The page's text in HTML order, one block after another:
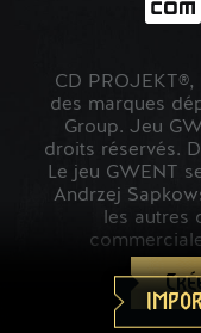
CD
des marques
Group. Jeu
droits réservés.
Le jeu GWENT
Andrzej
les autres